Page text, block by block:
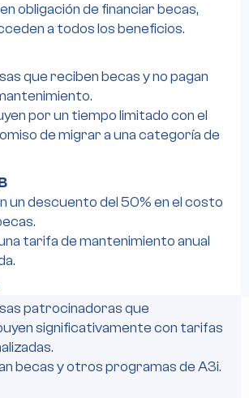
obligación de financiar becas,
a todos los beneficios.
que reciben becas y no pagan
por un tiempo limitado con el
de migrar a una categoría de
un descuento del 50% en el costo
tarifa de mantenimiento anual
patrocinadoras que
significativamente con tarifas
becas y otros programas de A3i.